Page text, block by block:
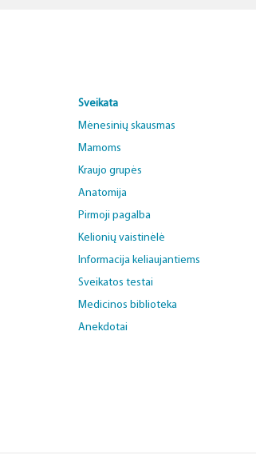
Sveikata
Mėnesinių skausmas
Mamoms
Kraujo grupės
Anatomija
Pirmoji pagalba
Kelionių vaistinėlė
Informacija keliaujantiems
Sveikatos testai
Medicinos biblioteka
Anekdotai